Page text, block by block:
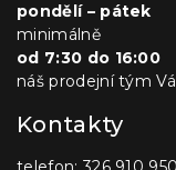
pondělí – pátek
minimálně
od 7:30 do 16:00
náš prodejní tým
Kontakty